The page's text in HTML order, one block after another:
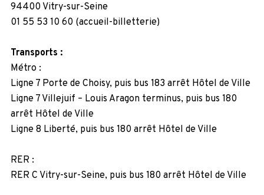
94400 Vitry-sur-Seine
01 55 53 10 60 (accueil-billetterie)
Transports :
Métro :
Ligne 7 Porte de Choisy, puis bus 183 arrêt Hôtel de Ville
Ligne 7 Villejuif – Louis Aragon terminus, puis bus 180
arrêt Hôtel de Ville
Ligne 8 Liberté, puis bus 180 arrêt Hôtel de Ville
RER :
RER C Vitry-sur-Seine, puis bus 180 arrêt Hôtel de Ville